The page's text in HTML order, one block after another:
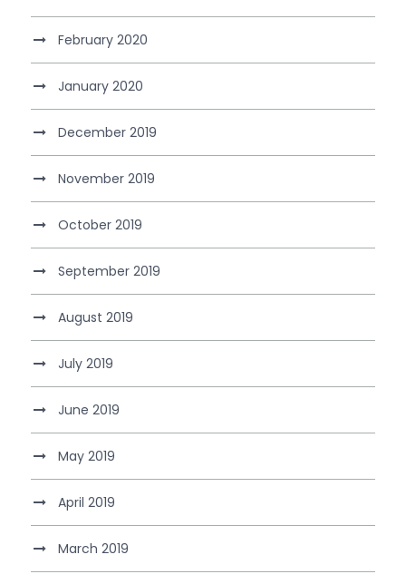
February 2020
January 2020
December 2019
November 2019
October 2019
September 2019
August 2019
July 2019
June 2019
May 2019
April 2019
March 2019